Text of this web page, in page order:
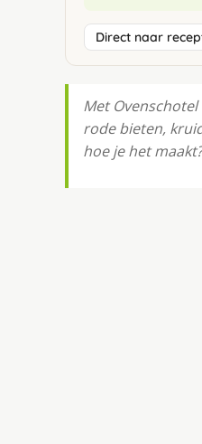
Direct naar
Met
rode bieten,
hoe je het